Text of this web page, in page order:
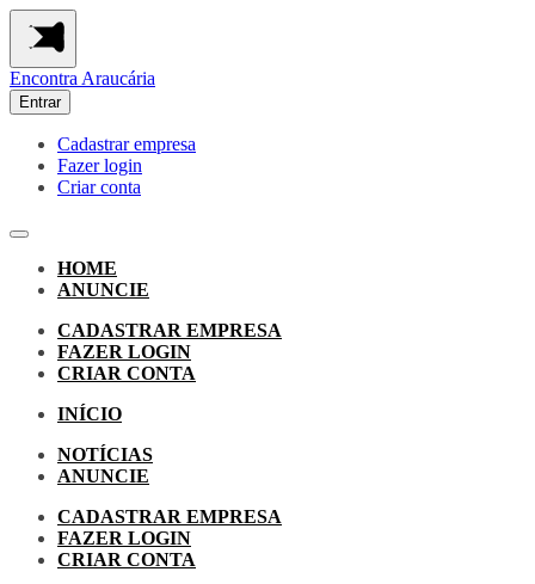
Encontra Araucária
Entrar
Cadastrar empresa
Fazer login
Criar conta
HOME
ANUNCIE
CADASTRAR EMPRESA
FAZER LOGIN
CRIAR CONTA
INÍCIO
NOTÍCIAS
ANUNCIE
CADASTRAR EMPRESA
FAZER LOGIN
CRIAR CONTA